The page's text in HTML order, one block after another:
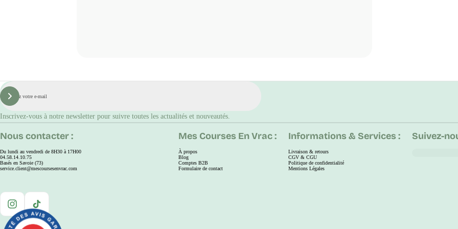
E-
mail
S'inscrire
Inscrivez-vous à notre newsletter pour suivre toutes les actualités et nouveautés.
Nous contacter :
Du lundi au vendredi de 8H30 à 17H00
04.58.14.10.75
Basés en Savoie (73)
service.client@mescoursesenvrac.com
Mes Courses En Vrac :
À propos
Blog
Comptes B2B
Formulaire de contact
Informations & Services :
Livraison & retours
CGV & CGU
Politique de confidentialité
Mentions Légales
Suivez-
Instagram
TikTok